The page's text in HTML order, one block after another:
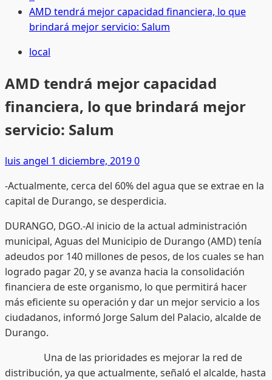
AMD tendrá mejor capacidad financiera, lo que
brindará mejor servicio: Salum
local
AMD tendrá mejor capacidad
financiera, lo que brindará mejor
servicio: Salum
luis angel 1 diciembre, 20190
-Actualmente, cerca del 60% del agua que se extrae en la
capital de Durango, se desperdicia.
DURANGO, DGO.-Al inicio de la actual administración
municipal, Aguas del Municipio de Durango (AMD) tenía
adeudos por 140 millones de pesos, de los cuales se han
logrado pagar 20, y se avanza hacia la consolidación
financiera de este organismo, lo que permitirá hacer
más eficiente su operación y dar un mejor servicio a los
ciudadanos, informó Jorge Salum del Palacio, alcalde de
Durango.
Una de las prioridades es mejorar la red de
distribución, ya que actualmente, señaló el alcalde, hasta